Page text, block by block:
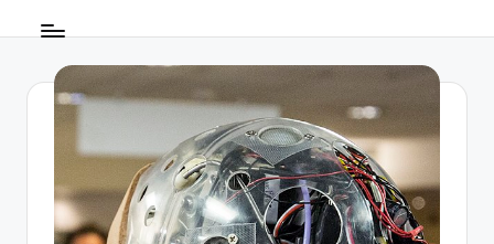
ン
ー
ソ
グ